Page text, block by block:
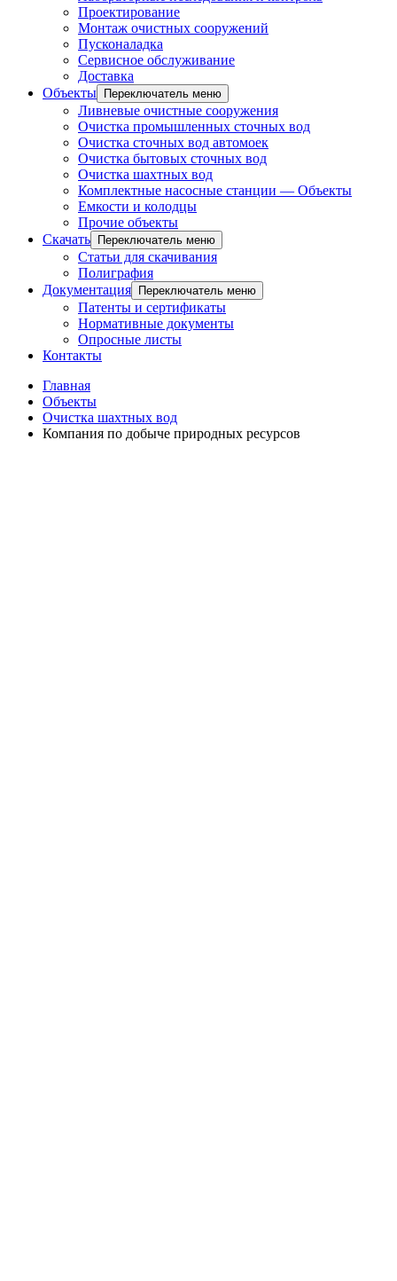
Проектирование
Монтаж очистных сооружений
Пусконаладка
Сервисное обслуживание
Доставка
Объекты
Переключатель меню
Ливневые очистные сооружения
Очистка промышленных сточных вод
Очистка сточных вод автомоек
Очистка бытовых сточных вод
Очистка шахтных вод
Комплектные насосные станции — Объекты
Емкости и колодцы
Прочие объекты
Скачать
Переключатель меню
Статьи для скачивания
Полиграфия
Документация
Переключатель меню
Патенты и сертификаты
Нормативные документы
Опросные листы
Контакты
Главная
Объекты
Очистка шахтных вод
Компания по добыче природных ресурсов